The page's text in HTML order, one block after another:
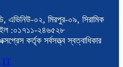
এভিনিউ-০২, মিরপুর-০৯, সিরামিক
:০১৭১১-২৪৬৫২৮
কর্তৃক সর্বসত্ত্ব স্বত্বাধিকার
IT